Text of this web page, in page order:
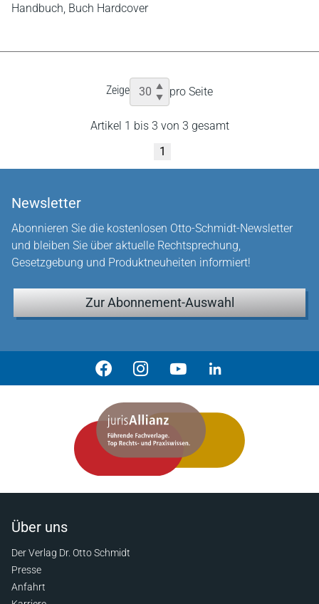
Handbuch, Buch Hardcover
Zeige pro Seite
Artikel 1 bis 3 von 3 gesamt
1
Newsletter
Abonnieren Sie die kostenlosen Otto-Schmidt-Newsletter
und bleiben Sie über aktuelle Rechtsprechung,
Gesetzgebung und Produktneuheiten informiert!
Zur Abonnement-Auswahl
Über uns
Der Verlag Dr. Otto Schmidt
Presse
Anfahrt